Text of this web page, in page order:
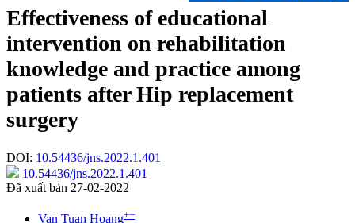
Effectiveness of educational
intervention on rehabilitation
knowledge and practice among
patients after Hip replacement
surgery
DOI: 10.54436/jns.2022.1.401
10.54436/jns.2022.1.401
Đã xuất bản 27-02-2022
Van Tuan Hoang+−